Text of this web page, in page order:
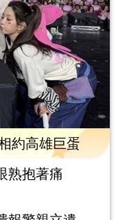
約高雄巨蛋
熟抱著痛